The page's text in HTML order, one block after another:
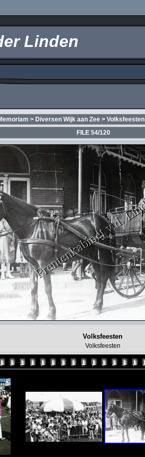
Linden
> Diversen Wijk aan Zee > Volksfeesten
FILE 54/120
Volksfeesten
Volksfeesten